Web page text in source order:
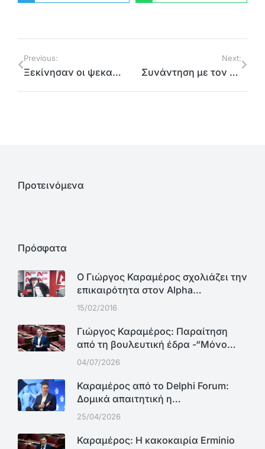
Previous:
Ξεκίνησαν οι ψεκασμοί για τα κουνούπια στα ρέματα της βόρειας Αθήνας
Next:
Συνάντηση με τον Γ. Μπουρούση στο Πεκίνο για τα αποτελέσματα του cluster «Discover North Athens»
Προτεινόμενα
Πρόσφατα
Ο Γιώργος Καραμέρος σχολιάζει την
επικαιρότητα στον Alpha…
15/02/2016
Γιώργος Καραμέρος: Παραίτηση
από τη βουλευτική έδρα -“Μόνο…
04/07/2026
Καραμέρος από το Delphi Forum:
Δομικά απαιτητική η…
25/04/2026
Καραμέρος: Η κακοκαιρία Erminio